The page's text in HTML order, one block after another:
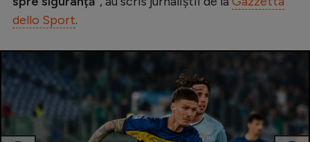
JO 2026
Intră în cont
dello Sport.